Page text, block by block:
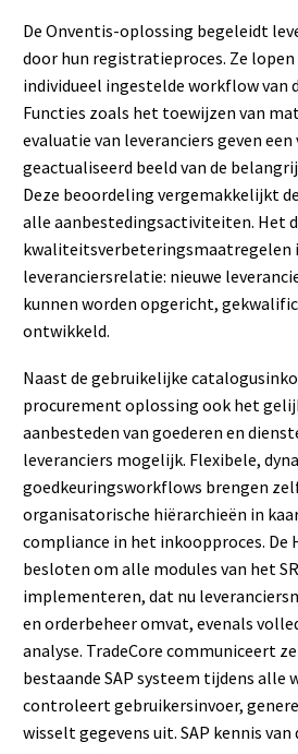
De Onventis-oplossing begeleidt
door hun registratieproces. Ze
individueel ingestelde workflow van
Functies zoals het toewijzen van
evaluatie van leveranciers geven
geactualiseerd beeld van de
Deze beoordeling vergemakkelijkt
alle aanbestedingsactiviteiten. Het
kwaliteitsverbeteringsmaatregelen
leveranciersrelatie: nieuwe
kunnen worden opgericht,
ontwikkeld.
Naast de gebruikelijke
procurement oplossing ook het
aanbesteden van goederen en
leveranciers mogelijk. Flexibele,
goedkeuringsworkflows brengen
organisatorische hiërarchieën in
compliance in het inkoopproces. De
besloten om alle modules van het
implementeren, dat nu
en orderbeheer omvat, evenals
analyse. TradeCore communiceert
bestaande SAP systeem tijdens alle
controleert gebruikersinvoer,
wisselt gegevens uit. SAP kennis